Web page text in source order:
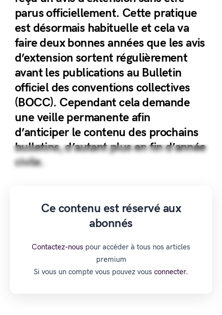
parus officiellement. Cette pratique
est désormais habituelle et cela va
faire deux bonnes années que les avis
d’extension sortent régulièrement
avant les publications au Bulletin
officiel des conventions collectives
(BOCC). Cependant cela demande
une veille permanente afin
d’anticiper le contenu des prochains
bulletins, d’autant plus en fin d’année
civile.
Ce contenu est réservé aux
abonnés
Contactez-nous pour accéder à tous nos articles
premium
Si vous un compte vous pouvez vous connecter.